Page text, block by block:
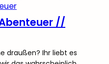
//
draußen? Ihr liebt es